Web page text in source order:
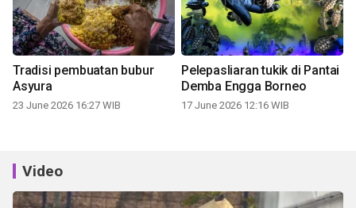
Tradisi pembuatan bubur
Asyura
23 June 2026 16:27 WIB
Pelepasliaran tukik di Pantai
Demba Engga Borneo
17 June 2026 12:16 WIB
Video